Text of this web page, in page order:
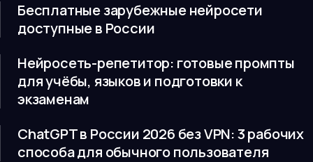
Бесплатные зарубежные нейросети
доступные в России
Нейросеть-репетитор: готовые промпты
для учёбы, языков и подготовки к
экзаменам
ChatGPT в России 2026 без VPN: 3 рабочих
способа для обычного пользователя